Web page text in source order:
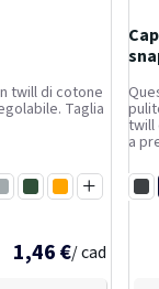
twill di cotone
Taglia
Verde scuro
Arancio
1,46 €/ cad
twill
a